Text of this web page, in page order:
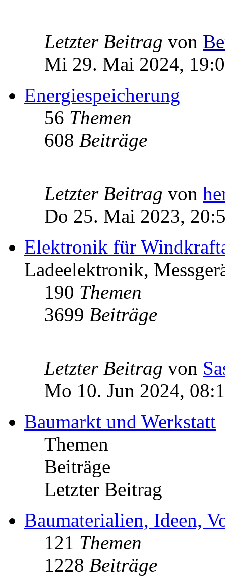
Letzter Beitrag von
Mi 29. Mai 2024,
Energiespeicherung
56 Themen
608 Beiträge
Letzter Beitrag von
Do 25. Mai 2023,
Elektronik für
Ladeelektronik,
190 Themen
3699 Beiträge
Letzter Beitrag von
Mo 10. Jun 2024,
Baumarkt und Werkstatt
Themen
Beiträge
Letzter Beitrag
Baumaterialien, Ideen,
121 Themen
1228 Beiträge